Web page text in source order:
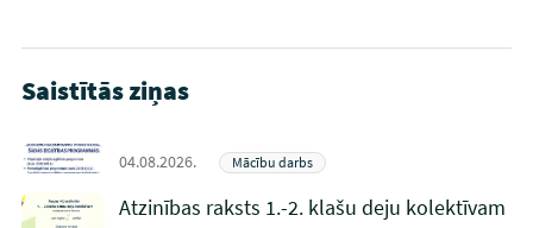
Saistītās ziņas
04.08.2026. Mācību darbs
Atzinības raksts 1.-2. klašu deju kolektīvam